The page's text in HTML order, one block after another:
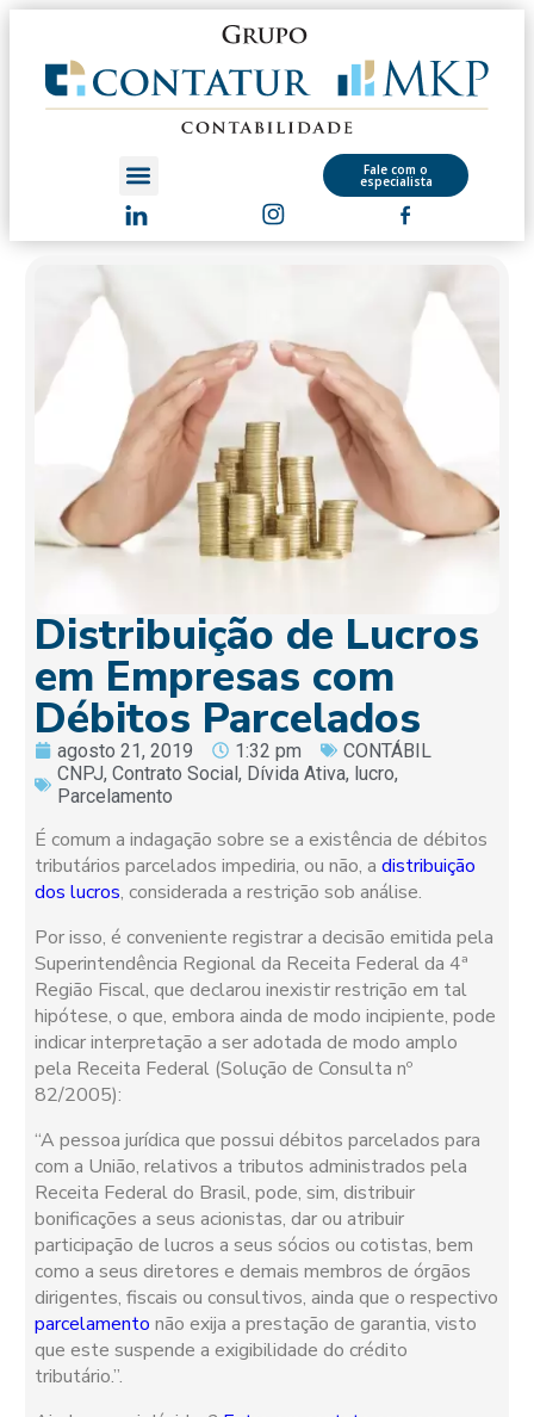
Fale com o
especialista
Distribuição de Lucros
em Empresas com
Débitos Parcelados
agosto 21, 2019 1:32 pm
CONTÁBIL
CNPJ,Contrato Social, Dívida Ativa, lucro,
Parcelamento
É comum a indagação sobre se a existência de débitos
tributários parcelados impediria, ou não, adistribuição
dos lucros, considerada a restrição sob análise.
Por isso, é conveniente registrar a decisão emitida pela
Superintendência Regional da Receita Federal da 4ª
Região Fiscal, que declarou inexistir restrição em tal
hipótese, o que, embora ainda de modo incipiente, pode
indicar interpretação a ser adotada de modo amplo
pela Receita Federal (Solução de Consulta nº
82/2005):
“A pessoa jurídica que possui débitos parcelados para
com a União, relativos a tributos administrados pela
Receita Federal do Brasil, pode, sim, distribuir
bonificações a seus acionistas, dar ou atribuir
participação de lucros a seus sócios ou cotistas, bem
como a seus diretores e demais membros de órgãos
dirigentes, fiscais ou consultivos, ainda que o respectivo
parcelamento não exija a prestação de garantia, visto
que este suspende a exigibilidade do crédito
tributário.”.